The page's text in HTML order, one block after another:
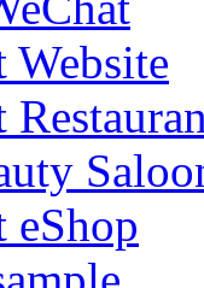
Website
eShop